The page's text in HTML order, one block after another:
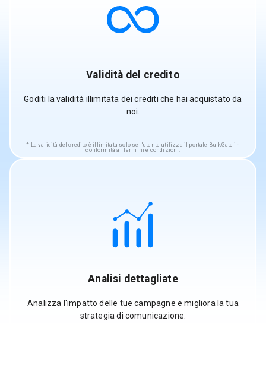
Validità del credito
Goditi la validità illimitata dei crediti che hai acquistato da
noi.
La validità del credito è illimitata solo se l'utente utilizza il portale BulkGate in
conformità ai Termini e condizioni.
Analisi dettagliate
Analizza l'impatto delle tue campagne e migliora la tua
strategia di comunicazione.